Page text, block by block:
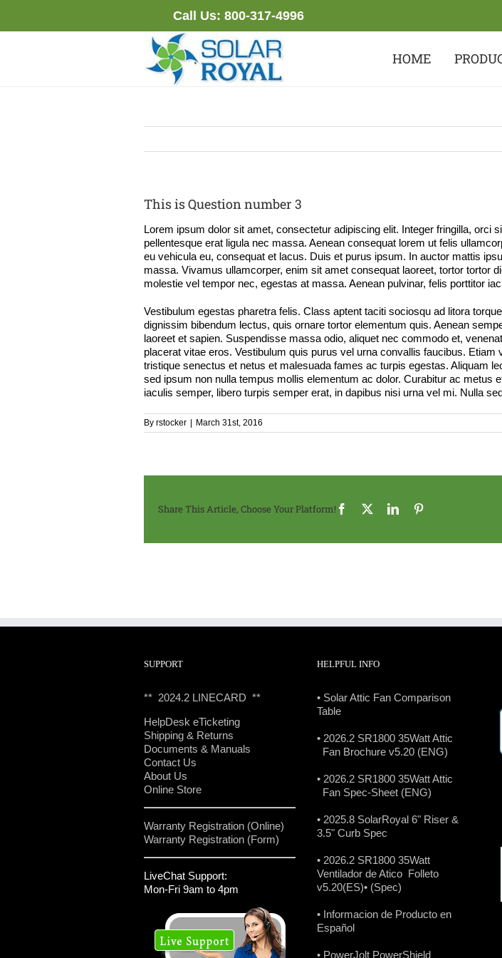
content
Call Us: 800-317-4996
HOME
This is Question number 3
Lorem ipsum dolor sit amet, consectetur adipiscing elit. Integer fringilla, orci
pellentesque erat ligula nec massa. Aenean consequat lorem ut felis
eu vehicula eu, consequat et lacus. Duis et purus ipsum. In auctor mattis
massa. Vivamus ullamcorper, enim sit amet consequat laoreet, tortor tortor
molestie vel tempor nec, egestas at massa. Aenean pulvinar, felis porttitor
Vestibulum egestas pharetra felis. Class aptent taciti sociosqu ad litora
dignissim bibendum lectus, quis ornare tortor elementum quis. Aenean
laoreet et sapien. Suspendisse massa odio, aliquet nec commodo et,
placerat vitae eros. Vestibulum quis purus vel urna convallis faucibus.
tristique senectus et netus et malesuada fames ac turpis egestas. Aliquam
sed ipsum non nulla tempus mollis elementum ac dolor. Curabitur ac metus
iaculis semper, libero turpis semper erat, in dapibus nisi urna vel mi. Nulla
By rstocker March 31st, 2016
Share This Article, Choose Your Platform! Facebook LinkedIn
SUPPORT
** 2024.2 LINECARD **
HelpDesk eTicketing
Shipping & Returns
Documents & Manuals
Contact Us
About Us
Online Store
Warranty Registration (Online)
Warranty Registration (Form)
LiveChat Support:
Mon-Fri 9am to 4pm
HELPFUL INFO
• Solar Attic Fan Comparison
Table
• 2026.2 SR1800 35Watt Attic
Fan Brochure v5.20 (ENG)
• 2026.2 SR1800 35Watt Attic
Fan Spec-Sheet (ENG)
• 2025.8 SolarRoyal 6" Riser &
3.5" Curb Spec
• 2026.2 SR1800 35Watt
Ventilador de Atico Folleto
v5.20(ES)• (Spec)
• Informacion de Producto en
Español
• PowerJolt PowerShield